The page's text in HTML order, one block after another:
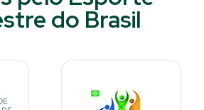
do Brasil